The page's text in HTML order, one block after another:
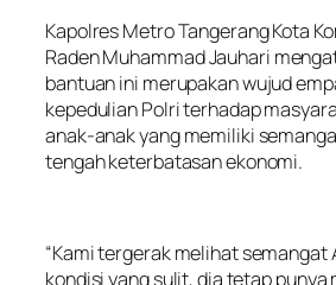
Kapolres Metro Tangerang Kota
Raden Muhammad Jauhari
bantuan ini merupakan wujud
kepedulian Polri terhadap
anak-anak yang memiliki
tengah keterbatasan ekonomi.
“Kami tergerak melihat semangat
kondisi yang sulit, dia tetap punya